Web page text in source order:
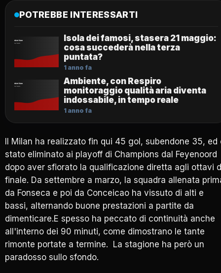
POTREBBE INTERESSARTI
Isola dei famosi, stasera 21 maggio:
cosa succederà nella terza
puntata?
1 anno fa
Ambiente, con Respiro
monitoraggio qualità aria diventa
indossabile, in tempo reale
1 anno fa
Il Milan ha realizzato fin qui 45 gol, subendone 35, ed
stato eliminato ai playoff di Champions dal Feyenoord
dopo aver sfiorato la qualificazione diretta agli ottavi
finale. Da settembre a marzo, la squadra allenata
da Fonseca e poi da Conceicao ha vissuto di alti e
bassi, alternando buone prestazioni a partite da
dimenticare.E spesso ha peccato di continuità anche
all'interno dei 90 minuti, come dimostrano le tante
rimonte portate a termine. La stagione ha però un
paradosso sullo sfondo.